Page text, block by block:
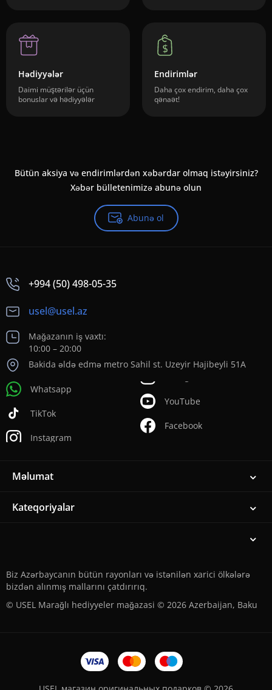
Hədiyyələr
Daimi müştərilər üçün
bonuslar və hədiyyələr
Endirimlər
Daha çox endirim, daha çox
qənaət!
Bütün aksiya və endirimlərdən xəbərdar olmaq istəyirsiniz?
Xəbər bülletenimizə abunə olun
Abunə ol
+994 (50) 498-05-35
usel@usel.az
Mağazanın iş vaxtı:
10:00 – 20:00
Bakida əldə edmə metro Sahil st. Uzeyir Hajibeyli 51A
Whatsapp
TikTok
Instagram
YouTube
Facebook
Məlumat
Kateqoriyalar
Biz Azərbaycanın bütün rayonları və istənilən xarici ölkələrə
bizdən alınmış mallarını çatdırırıq.
© USEL Marağlı hediyyeler mağazasi © 2026 Azerbaijan, Baku